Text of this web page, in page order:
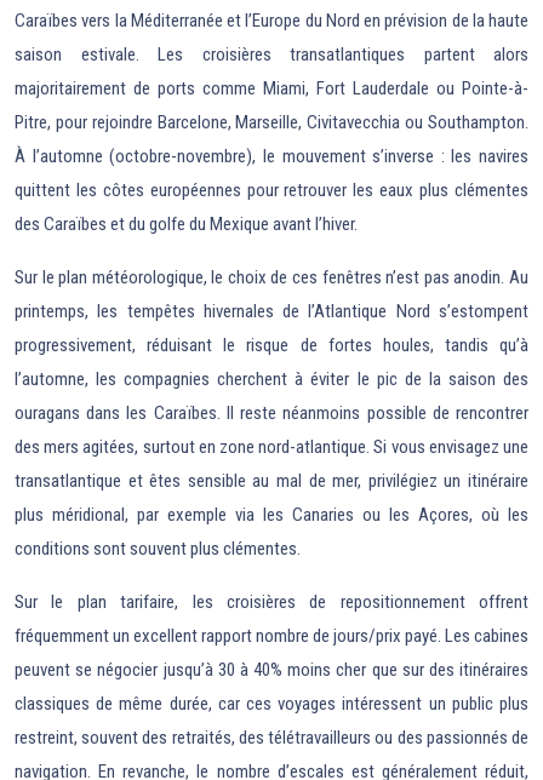
Caraïbes vers la Méditerranée et l’Europe du Nord en prévision de la haute
saison estivale. Les croisières transatlantiques partent alors
majoritairement de ports comme Miami, Fort Lauderdale ou Pointe-à-
Pitre, pour rejoindre Barcelone, Marseille, Civitavecchia ou Southampton.
À l’automne (octobre-novembre), le mouvement s’inverse : les navires
quittent les côtes européennes pour retrouver les eaux plus clémentes
des Caraïbes et du golfe du Mexique avant l’hiver.
Sur le plan météorologique, le choix de ces fenêtres n’est pas anodin. Au
printemps, les tempêtes hivernales de l’Atlantique Nord s’estompent
progressivement, réduisant le risque de fortes houles, tandis qu’à
l’automne, les compagnies cherchent à éviter le pic de la saison des
ouragans dans les Caraïbes. Il reste néanmoins possible de rencontrer
des mers agitées, surtout en zone nord-atlantique. Si vous envisagez une
transatlantique et êtes sensible au mal de mer, privilégiez un itinéraire
plus méridional, par exemple via les Canaries ou les Açores, où les
conditions sont souvent plus clémentes.
Sur le plan tarifaire, les croisières de repositionnement offrent
fréquemment un excellent rapport nombre de jours/prix payé. Les cabines
peuvent se négocier jusqu’à 30 à 40% moins cher que sur des itinéraires
classiques de même durée, car ces voyages intéressent un public plus
restreint, souvent des retraités, des télétravailleurs ou des passionnés de
navigation. En revanche, le nombre d’escales est généralement réduit,